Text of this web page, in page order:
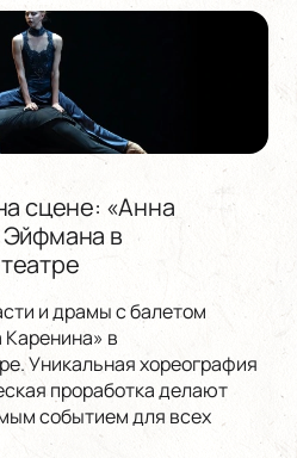
сцене: «Анна
в
и драмы с балетом
в
Уникальная хореография
проработка делают
событием для всех